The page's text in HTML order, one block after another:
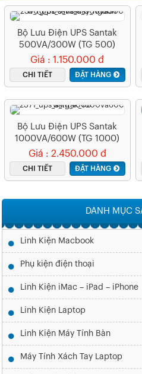
Bộ Lưu Điện UPS Santak
500VA/300W (TG 500)
Giá : 1.150.000 đ
CHI TIẾT ĐẶT HÀNG
Bộ Lưu Điện UPS Santak
1000VA/600W (TG 1000)
Giá : 2.450.000 đ
CHI TIẾT ĐẶT HÀNG
DANH MỤC
Linh Kiện Macbook
Phụ kiện điện thoại
Linh Kiện iMac – iPad – iPhone
Linh Kiện Laptop
Linh Kiện Máy Tính Bàn
Máy Tính Xách Tay Laptop